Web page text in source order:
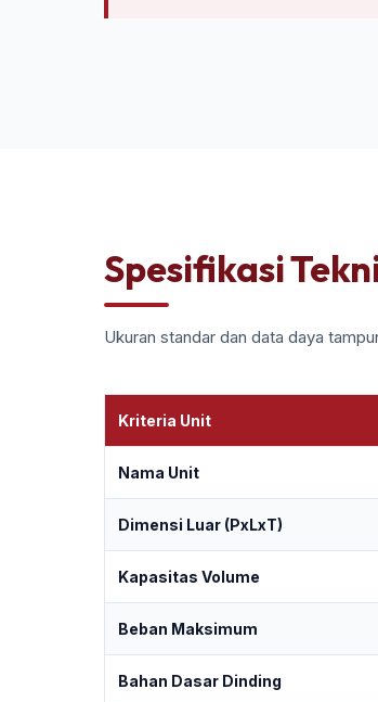
Spesifikasi
Ukuran standar dan data daya
Kriteria Unit
Nama Unit
Dimensi Luar (PxLxT)
Kapasitas Volume
Beban Maksimum
Bahan Dasar Dinding